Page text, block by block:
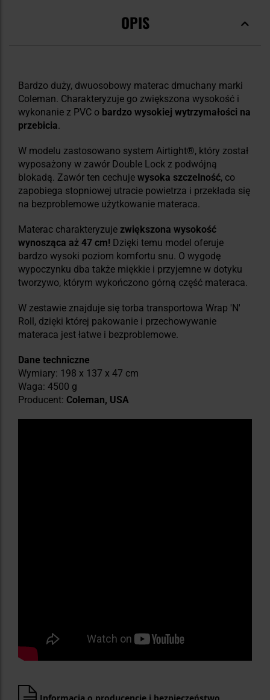
OPIS
Bardzo duży, dwuosobowy materac dmuchany marki
Coleman. Charakteryzuje go zwiększona wysokość i
wykonanie z PVC o bardzo wysokiej wytrzymałości na
przebicia.
W modelu zastosowano system Airtight®, który został
wyposażony w zawór Double Lock z podwójną
blokadą. Zawór ten cechuje wysoka szczelność, co
zapobiega stopniowej utracie powietrza i przekłada się
na bezproblemowe użytkowanie materaca.
Materac charakteryzuje zwiększona wysokość
wynosząca aż 47 cm! Dzięki temu model oferuje
bardzo wysoki poziom komfortu snu. O wygodę
wypoczynku dba także miękkie i przyjemne w dotyku
tworzywo, którym wykończono górną część materaca.
W zestawie znajduje się torba transportowa Wrap 'N'
Roll, dzięki której pakowanie i przechowywanie
materaca jest łatwe i bezproblemowe.
Dane techniczne
Wymiary: 198 x 137 x 47 cm
Waga: 4500 g
Producent: Coleman, USA